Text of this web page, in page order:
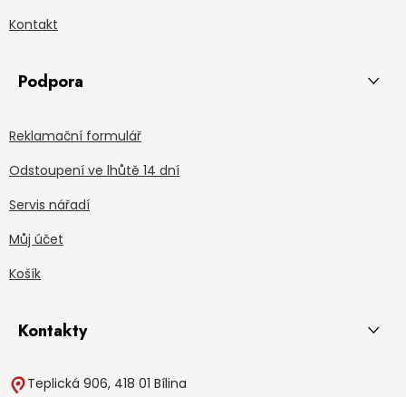
Kontakt
Podpora
Reklamační formulář
Odstoupení ve lhůtě 14 dní
Servis nářadí
Můj účet
Košík
Kontakty
Teplická 906, 418 01 Bílina